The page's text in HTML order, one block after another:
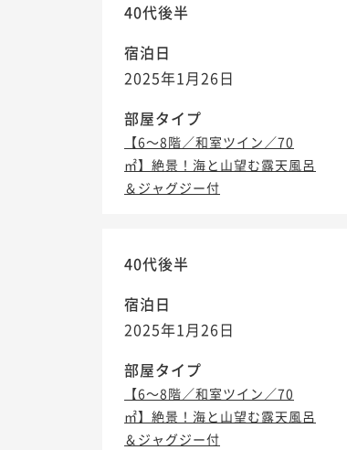
40代後半
宿泊日
2025年1月26日
部屋タイプ
【6～8階／和室ツイン／70
㎡】絶景！海と山望む露天風呂
＆ジャグジー付
40代後半
宿泊日
2025年1月26日
部屋タイプ
【6～8階／和室ツイン／70
㎡】絶景！海と山望む露天風呂
＆ジャグジー付